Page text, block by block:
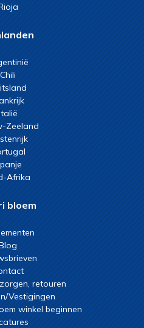
Chili
Zeeland
Afrika
bloem
retouren
Vestigingen
winkel beginnen